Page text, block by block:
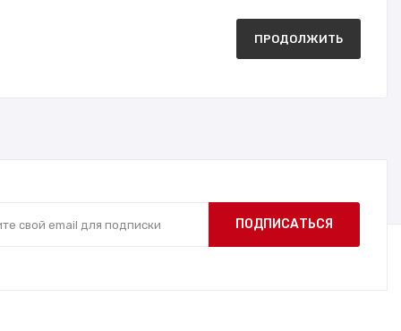
ПРОДОЛЖИТЬ
ПОДПИСАТЬСЯ